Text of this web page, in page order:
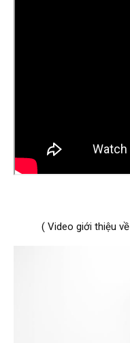
( Video giới thiệu